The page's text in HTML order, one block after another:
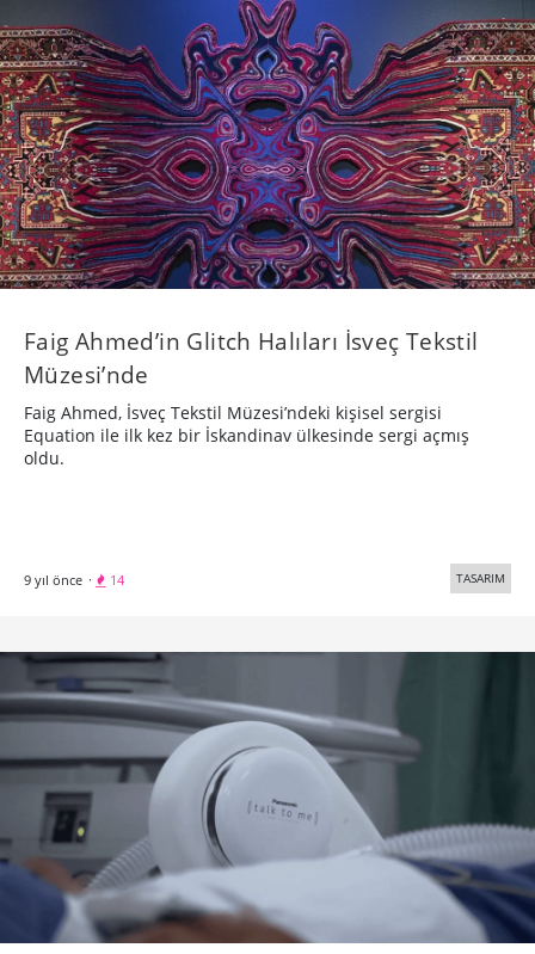
Faig Ahmed’in Glitch Halıları İsveç Tekstil
Müzesi’nde
Faig Ahmed, İsveç Tekstil Müzesi’ndeki kişisel sergisi
Equation ile ilk kez bir İskandinav ülkesinde sergi açmış
oldu.
9 yıl önce · 14 TASARIM